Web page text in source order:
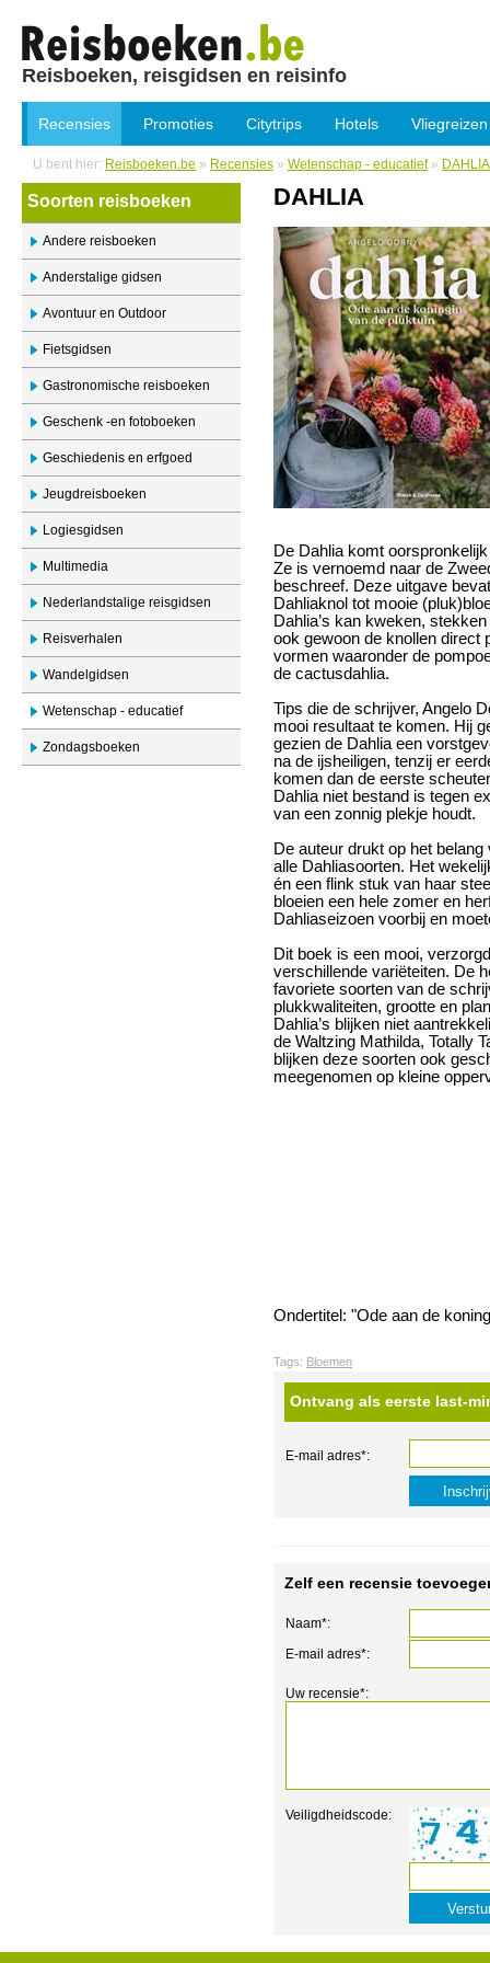
Reisboeken, reisgidsen en reisinfo
Recensies Promoties Citytrips Hotels Vliegreizen
U bent hier: Reisboeken.be » Recensies » Wetenschap - educatief » DAHLIA
Soorten reisboeken
Andere reisboeken
Anderstalige gidsen
Avontuur en Outdoor
Fietsgidsen
Gastronomische reisboeken
Geschenk -en fotoboeken
Geschiedenis en erfgoed
Jeugdreisboeken
Logiesgidsen
Multimedia
Nederlandstalige reisgidsen
Reisverhalen
Wandelgidsen
Wetenschap - educatief
Zondagsboeken
DAHLIA
De Dahlia komt
Ze is vernoemd naar de
beschreef. Deze uitgave
Dahliaknol tot mooie
Dahlia’s kan kweken,
ook gewoon de knollen direct
vormen waaronder de
de cactusdahlia.
Tips die de schrijver, Angelo
mooi resultaat te komen. Hij
gezien de Dahlia een
na de ijsheiligen, tenzij er
komen dan de eerste
Dahlia niet bestand is tegen
van een zonnig plekje houdt.
De auteur drukt op het belang
alle Dahliasoorten. Het
én een flink stuk van haar
bloeien een hele zomer en
Dahliaseizoen voorbij en
Dit boek is een mooi,
verschillende variëteiten. De
favoriete soorten van de
plukkwaliteiten, grootte en
Dahlia’s blijken niet
de Waltzing Mathilda, Totally
blijken deze soorten ook
meegenomen op kleine
Ondertitel: "Ode aan de
Tags: Bloemen
Ontvang als eerste last-
E-mail adres*:
Zelf een recensie
Naam*:
E-mail adres*:
Uw recensie*:
Veiligdheidscode: